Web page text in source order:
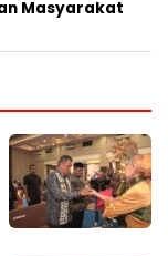
Masyarakat